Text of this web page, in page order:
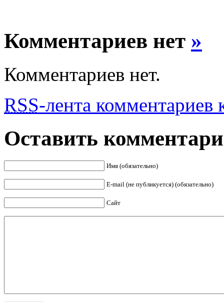
Комментариев нет »
Комментариев нет.
RSS-лента комментариев
Оставить
Имя (обязательно)
E-mail (не публикуется) (обязательно)
Сайт